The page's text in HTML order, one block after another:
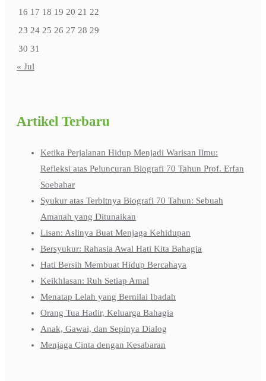
16 17 18 19 20 21 22
23 24 25 26 27 28 29
30 31
« Jul
Artikel Terbaru
Ketika Perjalanan Hidup Menjadi Warisan Ilmu:
Refleksi atas Peluncuran Biografi 70 Tahun Prof. Erfan
Soebahar
Syukur atas Terbitnya Biografi 70 Tahun: Sebuah
Amanah yang Ditunaikan
Lisan: Aslinya Buat Menjaga Kehidupan
Bersyukur: Rahasia Awal Hati Kita Bahagia
Hati Bersih Membuat Hidup Bercahaya
Keikhlasan: Ruh Setiap Amal
Menatap Lelah yang Bernilai Ibadah
Orang Tua Hadir, Keluarga Bahagia
Anak, Gawai, dan Sepinya Dialog
Menjaga Cinta dengan Kesabaran